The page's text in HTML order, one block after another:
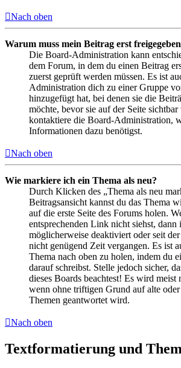
Nach oben
Warum muss mein Beitrag erst
Die Board-Administration kann
dem Forum, in dem du einen Beitrag
zuerst geprüft werden müssen. Es ist
Administration dich zu einer Gruppe
hinzugefügt hat, bei denen sie die
möchte, bevor sie auf der Seite
kontaktiere die Board-Administration,
Informationen dazu benötigst.
Nach oben
Wie markiere ich ein Thema als neu?
Durch Klicken des „Thema als neu
Beitragsansicht kannst du das Thema
auf die erste Seite des Forums holen.
entsprechenden Link nicht siehst, dann
möglicherweise deaktiviert oder seit
nicht genügend Zeit vergangen. Es ist
Thema nach oben zu holen, indem du
darauf schreibst. Stelle jedoch sicher,
dieses Boards beachtest! Es wird meist
wenn ohne triftigen Grund auf alte oder
Themen geantwortet wird.
Nach oben
Textformatierung und